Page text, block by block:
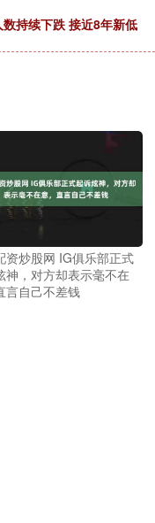
持续下跌 接近8年新低
资炒股网 IG俱乐部正式
神，对方却表示毫不在
言自己不差钱